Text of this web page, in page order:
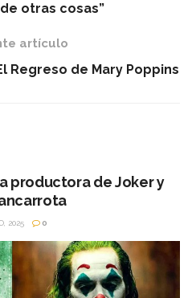
otras cosas”
artículo
Regreso de Mary Poppins
productora de Joker y
2025 0